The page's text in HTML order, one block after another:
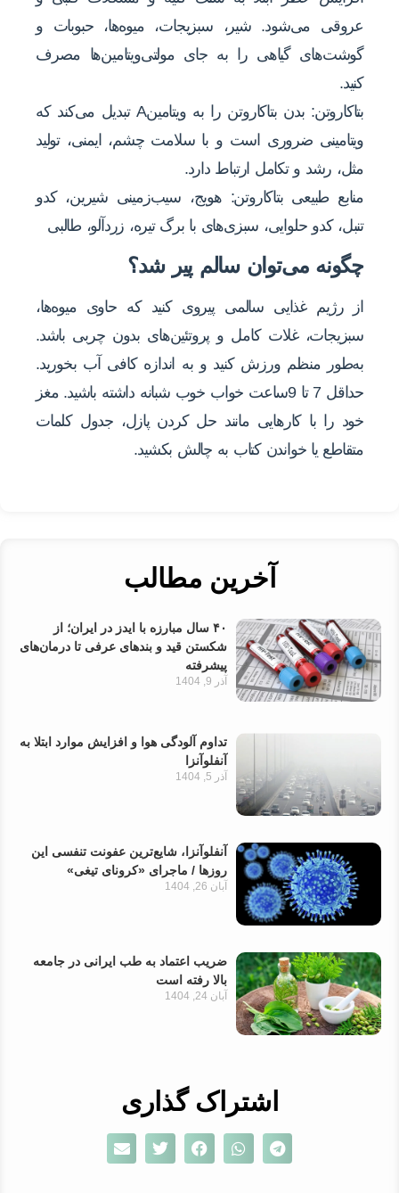
عروقی می‌شود. شیر، سبزیجات، میوه‌ها، حبوبات و
گوشت‌های گیاهی را به جای مولتی‌ویتامین‌ها مصرف
کنید.
بتاکاروتن: بدن بتاکاروتن را به ویتامینA تبدیل می‌کند که
ویتامینی ضروری است و با سلامت چشم، ایمنی، تولید
مثل، رشد و تکامل ارتباط دارد.
منابع طبیعی بتاکاروتن: هویج، سیب‌زمینی شیرین، کدو
تنبل، کدو حلوایی، سبزی‌های با برگ تیره، زردآلو، طالبی
چگونه می‌توان سالم پیر شد؟
از رژیم غذایی سالمی پیروی کنید که حاوی میوه‌ها،
سبزیجات، غلات کامل و پروتئین‌های بدون چربی باشد.
به‌طور منظم ورزش کنید و به اندازه کافی آب بخورید.
حداقل 7 تا 9ساعت خواب خوب شبانه داشته باشید. مغز
خود را با کارهایی مانند حل کردن پازل، جدول کلمات
متقاطع یا خواندن کتاب به چالش بکشید.
آخرین مطالب
۴۰ سال مبارزه با ایدز در ایران؛ از
شکستن قید و بندهای عرفی تا درمان‌های
پیشرفته
آذر 9, 1404
تداوم آلودگی هوا و افزایش موارد ابتلا به
آنفلوآنزا
آذر 5, 1404
آنفلوآنزا، شایع‌ترین عفونت تنفسی این
روزها / ماجرای «کرونای تیغی»
آبان 26, 1404
ضریب اعتماد به طب ایرانی در جامعه
بالا رفته است
آبان 24, 1404
اشتراک گذاری